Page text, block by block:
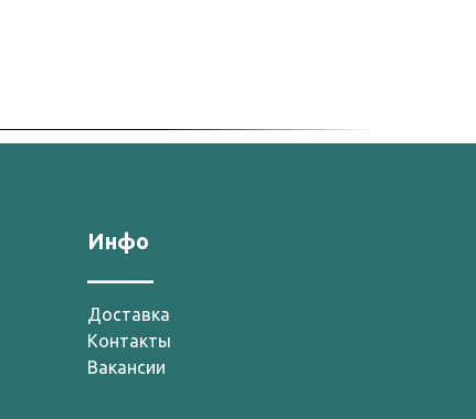
Инфо
Доставка
Контакты
Вакансии